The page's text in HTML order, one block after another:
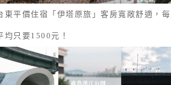
東平價住宿「伊塔原旅」客房寬敞舒適，每
均只要1500元！